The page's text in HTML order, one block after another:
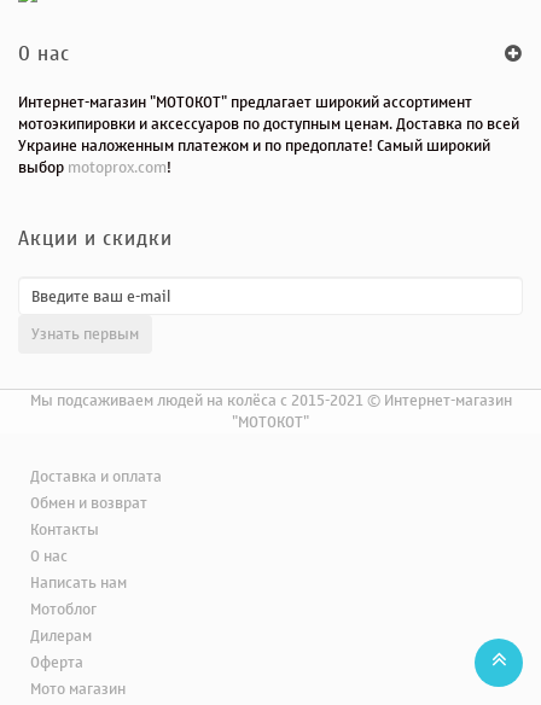
O нас
Интернет-магазин "МОТОКОТ" предлагает широкий ассортимент
мотоэкипировки и аксессуаров по доступным ценам. Доставка по всей
Украине наложенным платежом и по предоплате! Самый широкий
выборmotoprox.com!
Акции и скидки
Мы подсаживаем людей на колёса с 2015-2021 © Интернет-магазин
"МОТОКОТ"
Доставка и оплата
Обмен и возврат
Контакты
О нас
Написать нам
Мотоблог
Дилерам
Оферта
Мото магазин